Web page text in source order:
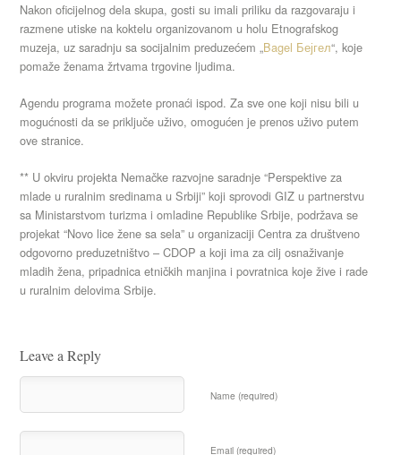
Nakon oficijelnog dela skupa, gosti su imali priliku da razgovaraju i
razmene utiske na koktelu organizovanom u holu Etnografskog
muzeja, uz saradnju sa socijalnim preduzećem „Bagel Бејгел“, koje
pomaže ženama žrtvama trgovine ljudima.
Agendu programa možete pronaći ispod. Za sve one koji nisu bili u
mogućnosti da se priključe uživo, omogućen je prenos uživo putem
ove stranice.
** U okviru projekta Nemačke razvojne saradnje “Perspektive za
mlade u ruralnim sredinama u Srbiji” koji sprovodi GIZ u partnerstvu
sa Ministarstvom turizma i omladine Republike Srbije, podržava se
projekat “Novo lice žene sa sela” u organizaciji Centra za društveno
odgovorno preduzetništvo – CDOP a koji ima za cilj osnaživanje
mladih žena, pripadnica etničkih manjina i povratnica koje žive i rade
u ruralnim delovima Srbije.
Leave a Reply
Name (required)
Email (required)